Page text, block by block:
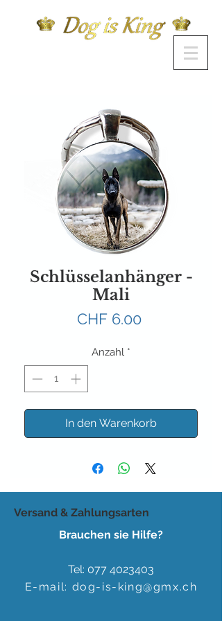
Schlüsselanhänger -
Mali
CHF 6.00Preis
Anzahl *
In den Warenkorb
Versand & Zahlungsarten
Brauchen sie Hilfe?
Tel: 077 4023403
E-mail: dog-is-king@gmx.ch